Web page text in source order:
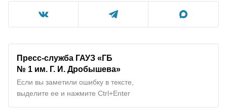
Пресс-служба ГАУЗ «ГБ
№ 1 им. Г. И. Дробышева»
Если вы заметили ошибку в тексте,
выделите ее и нажмите Ctrl+Enter